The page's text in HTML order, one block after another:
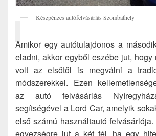
Készpénzes autófelvásárlás Szombathely
Amikor egy autótulajdonos a
eladni, akkor egyből eszébe jut, hogy
volt az elsőtől is megválni a
módszerekkel. Ezen
az autó felvásárlás
segítségével a Lord Car, amelyik
első számú használtautó